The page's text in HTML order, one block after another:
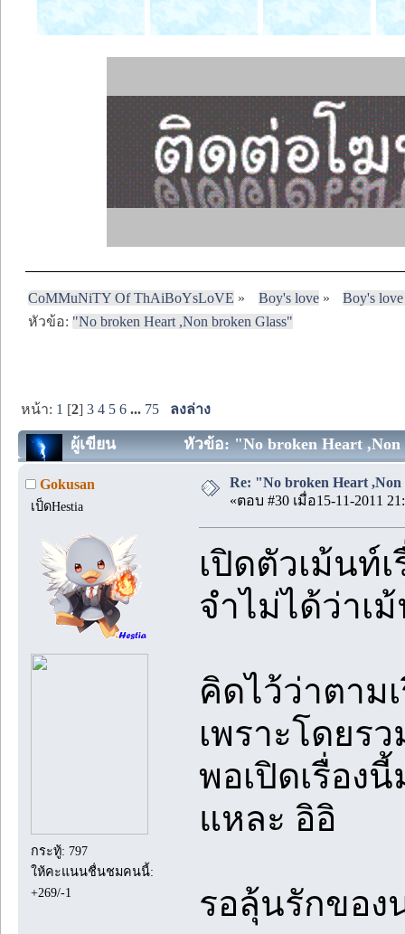
CoMMuNiTY Of ThAiBoYsLoVE » Boy's love»
Boy's
หัวข้อ: "No broken Heart ,Non broken Glass"
หน้า: 1 [2]3 4 5 6 ... 75 ลงล่าง
ผู้เขียน หัวข้อ: "No broken Heart ,Non
Gokusan
เป็ดHestia
กระทู้: 797
ให้คะแนนชื่นชมคนนี้:
+269/-1
Re: "No broken Heart ,Non
«ตอบ #30 เมื่อ15-11-2011
เปิดตัวเม้นท์
จำไม่ได้ว่าเ
คิดไว้ว่าตาม
เพราะโดยร
พอเปิดเรื่อง
แหละ อิอิ
รอลุ้นรักของ